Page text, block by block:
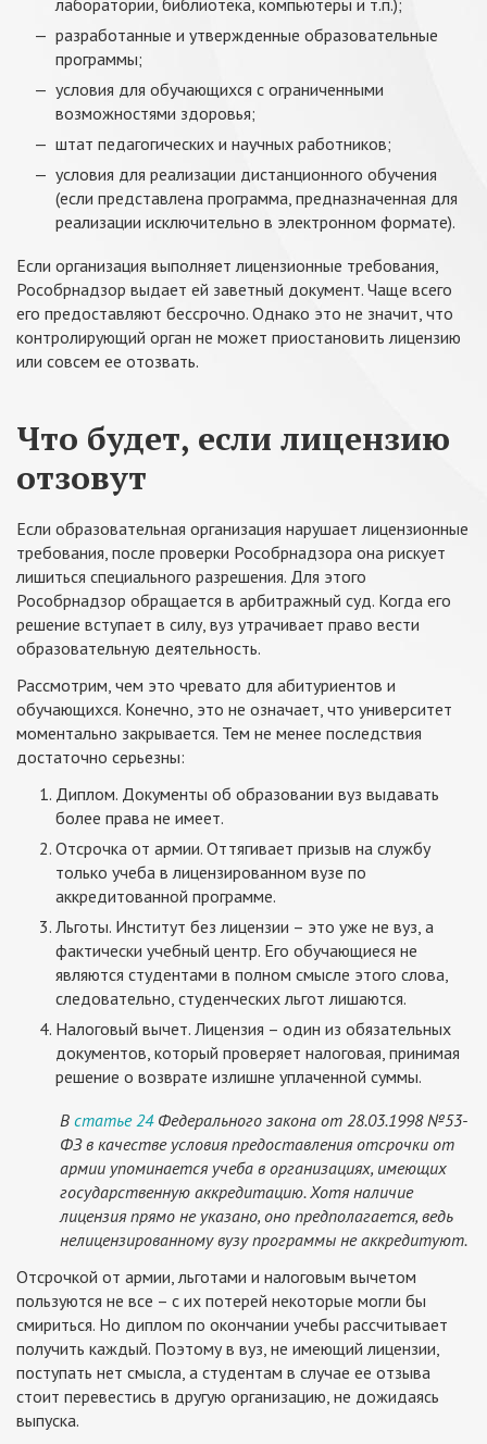
лаборатории, библиотека, компьютеры и т.п.);
разработанные и утвержденные образовательные
программы;
условия для обучающихся с ограниченными
возможностями здоровья;
штат педагогических и научных работников;
условия для реализации дистанционного обучения
(если представлена программа, предназначенная для
реализации исключительно в электронном формате).
Если организация выполняет лицензионные требования,
Рособрнадзор выдает ей заветный документ. Чаще всего
его предоставляют бессрочно. Однако это не значит, что
контролирующий орган не может приостановить лицензию
или совсем ее отозвать.
Что будет, если лицензию
отзовут
Если образовательная организация нарушает лицензионные
требования, после проверки Рособрнадзора она рискует
лишиться специального разрешения. Для этого
Рособрнадзор обращается в арбитражный суд. Когда его
решение вступает в силу, вуз утрачивает право вести
образовательную деятельность.
Рассмотрим, чем это чревато для абитуриентов и
обучающихся. Конечно, это не означает, что университет
моментально закрывается. Тем не менее последствия
достаточно серьезны:
Диплом. Документы об образовании вуз выдавать
более права не имеет.
Отсрочка от армии. Оттягивает призыв на службу
только учеба в лицензированном вузе по
аккредитованной программе.
Льготы. Институт без лицензии – это уже не вуз, а
фактически учебный центр. Его обучающиеся не
являются студентами в полном смысле этого слова,
следовательно, студенческих льгот лишаются.
Налоговый вычет. Лицензия – один из обязательных
документов, который проверяет налоговая, принимая
решение о возврате излишне уплаченной суммы.
В статье 24 Федерального закона от 28.03.1998 №53-
ФЗ в качестве условия предоставления отсрочки от
армии упоминается учеба в организациях, имеющих
государственную аккредитацию. Хотя наличие
лицензия прямо не указано, оно предполагается, ведь
нелицензированному вузу программы не аккредитуют.
Отсрочкой от армии, льготами и налоговым вычетом
пользуются не все – с их потерей некоторые могли бы
смириться. Но диплом по окончании учебы рассчитывает
получить каждый. Поэтому в вуз, не имеющий лицензии,
поступать нет смысла, а студентам в случае ее отзыва
стоит перевестись в другую организацию, не дожидаясь
выпуска.